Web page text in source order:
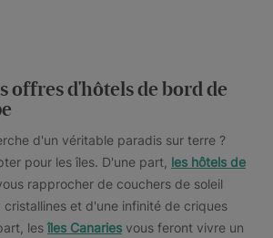
offres d'hôtels de bord de
d'un véritable paradis sur terre ?
pour les îles. D'une part, les hôtels de
rapprocher de couchers de soleil
cristallines et d'une infinité de criques
les îles Canaries vous feront vivre un